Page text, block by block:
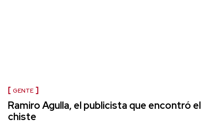
GENTE
Ramiro Agulla, el publicista que encontró el
chiste